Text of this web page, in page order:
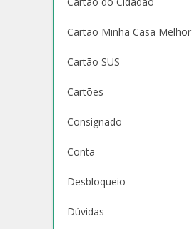
Cartão Minha Casa Melhor
Cartão SUS
Cartões
Consignado
Conta
Desbloqueio
Dúvidas